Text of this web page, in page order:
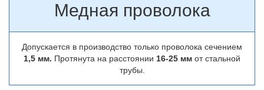
Медная проволока
Допускается в производство только проволока сечением
1,5 мм. Протянута на расстоянии 16-25 мм от стальной
трубы.